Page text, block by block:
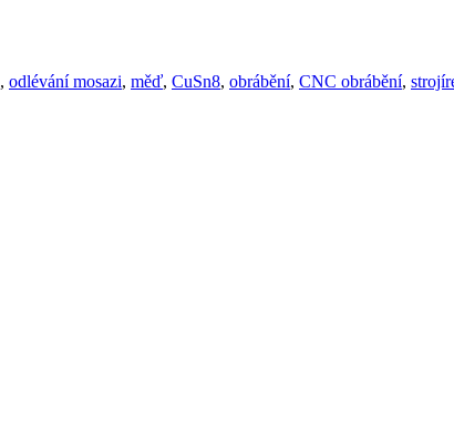
, odlévání mosazi, měď, CuSn8, obrábění, CNC obrábění,